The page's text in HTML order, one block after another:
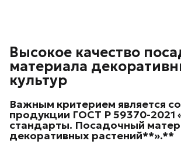
Высокое качество
материала
культур
Важным критерием является
продукции ГОСТ Р 59370-2021
стандарты. Посадочный
декоративных растений**».**